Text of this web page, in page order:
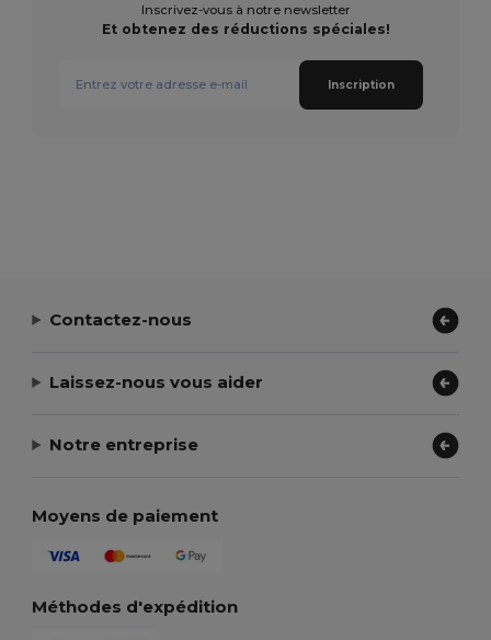
Inscrivez-vous à notre newsletter
Et obtenez des réductions spéciales!
Inscription
Contactez-nous
Laissez-nous vous aider
Notre entreprise
Moyens de paiement
Méthodes d'expédition